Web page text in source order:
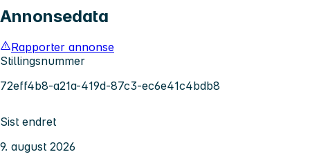
Annonsedata
Rapporter annonse
Stillingsnummer
72eff4b8-a21a-419d-87c3-ec6e41c4bdb8
Sist endret
9. august 2026